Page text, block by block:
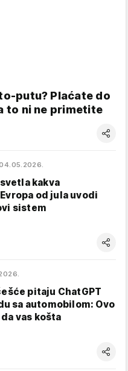
putu? Plaćate do
to ni ne primetite
kakva
od jula uvodi
sistem
pitaju ChatGPT
sa automobilom: Ovo
vas košta